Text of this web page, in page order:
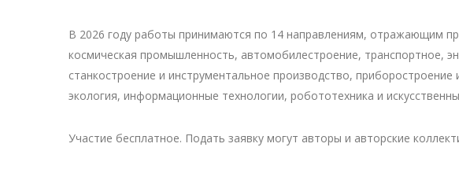
В 2026 году работы принимаются по 14 направлениям, отражающим
космическая промышленность, автомобилестроение, транспортное,
станкостроение и инструментальное производство,
экология, информационные технологии, робототехника и
Участие бесплатное. Подать заявку могут авторы и авторские